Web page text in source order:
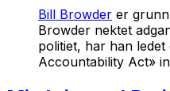
Bill Browder er
Browder nektet
politiet, har han
Accountability Act»